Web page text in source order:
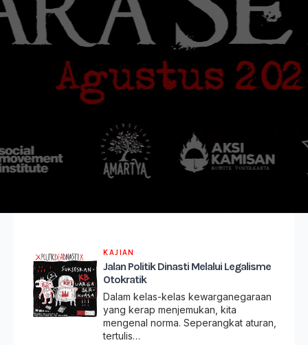
KAJIAN
Jalan Politik Dinasti Melalui Legalisme
Otokratik
Dalam kelas-kelas kewarganegaraan
yang kerap menjemukan, kita
mengenal norma. Seperangkat aturan,
tertulis…